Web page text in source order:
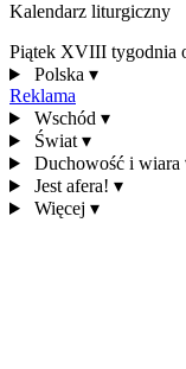
Kalendarz liturgiczny
Piątek XVIII tygodnia
Polska ▾
Reklama
Wschód ▾
Świat ▾
Duchowość i wiara
Jest afera! ▾
Więcej ▾